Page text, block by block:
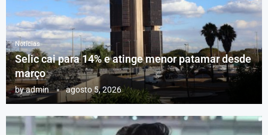
Notícias
Selic cai para 14% e atinge menor patamar desde
março
byadmin agosto 5, 2026